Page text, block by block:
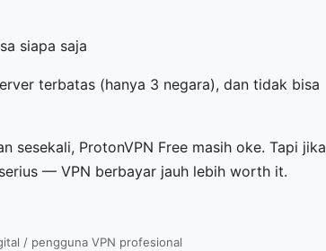
siapa saja
terbatas (hanya 3 negara), dan tidak bisa
sesekali, ProtonVPN Free masih oke. Tapi jika
— VPN berbayar jauh lebih worth it.
/ pengguna VPN profesional